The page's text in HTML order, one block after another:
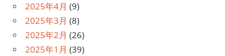
2025年4月 (9)
2025年3月 (8)
2025年2月 (26)
2025年1月 (39)